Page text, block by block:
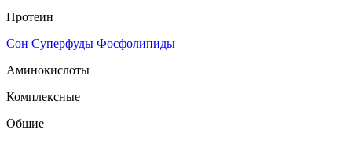
Протеин
Сон Суперфуды Фосфолипиды
Аминокислоты
Комплексные
Общие